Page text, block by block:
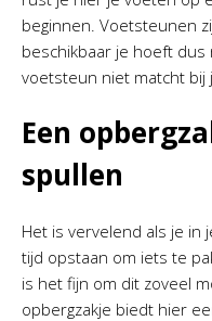
beginnen. Voetsteunen
beschikbaar je hoeft dus
voetsteun niet matcht bij
Een
spullen
Het is vervelend als je in
tijd opstaan om iets te
is het fijn om dit zoveel
opbergzakje biedt hier